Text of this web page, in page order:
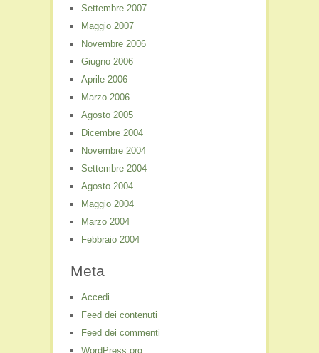
Settembre 2007
Maggio 2007
Novembre 2006
Giugno 2006
Aprile 2006
Marzo 2006
Agosto 2005
Dicembre 2004
Novembre 2004
Settembre 2004
Agosto 2004
Maggio 2004
Marzo 2004
Febbraio 2004
Meta
Accedi
Feed dei contenuti
Feed dei commenti
WordPress.org